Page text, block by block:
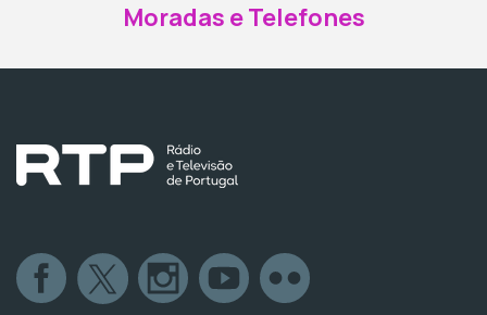
Moradas e Telefones